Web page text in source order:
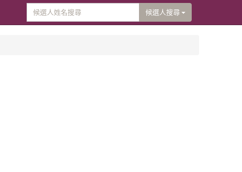
候選人搜尋